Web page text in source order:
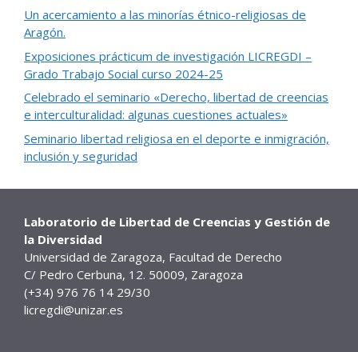
Un acercamiento a las minorías étnico-religiosas de
Aragón.
Exposiciones prácticum de investigación LICREGDI –
Grado Trabajo Social curso 2024-25
Celebrado el seminario «Derecho, libertad de creencias
e interculturalidad: algunas cuestiones actuales»
Seminario libertad religiosa en el deporte e inmigración,
inclusión y seguridad
Laboratorio de Libertad de Creencias y Gestión de
la Diversidad
Universidad de Zaragoza, Facultad de Derecho
C/ Pedro Cerbuna, 12. 50009, Zaragoza
(+34) 976 76 14 29/30
licregdi@unizar.es